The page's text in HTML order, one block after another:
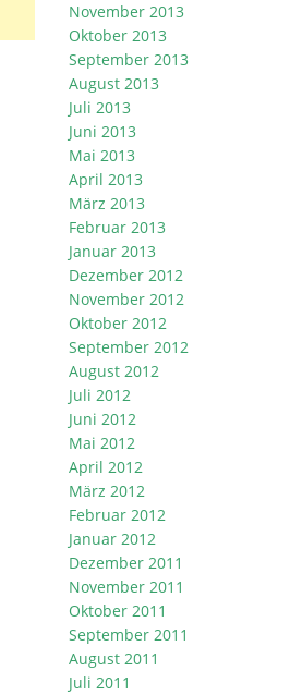
November 2013
Oktober 2013
September 2013
August 2013
Juli 2013
Juni 2013
Mai 2013
April 2013
März 2013
Februar 2013
Januar 2013
Dezember 2012
November 2012
Oktober 2012
September 2012
August 2012
Juli 2012
Juni 2012
Mai 2012
April 2012
März 2012
Februar 2012
Januar 2012
Dezember 2011
November 2011
Oktober 2011
September 2011
August 2011
Juli 2011